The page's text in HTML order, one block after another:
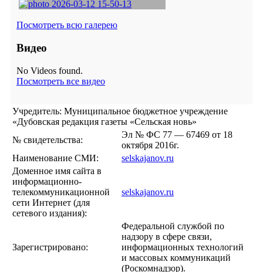
Посмотреть всю галерею
Видео
No Videos found.
Посмотреть все видео
Учредитель: Муниципальное бюджетное учреждение
«Дубовская редакция газеты «Сельская новь»
№ свидетельства:
Эл № ФС 77 — 67469 от 18
октября 2016г.
Наименование СМИ:
selskajanov.ru
Доменное имя сайта в
информационно-
телекоммуникационной
сети Интернет (для
сетевого издания):
selskajanov.ru
Зарегистрировано:
Федеральной службой по
надзору в сфере связи,
информационных технологий
и массовых коммуникаций
(Роскомнадзор).